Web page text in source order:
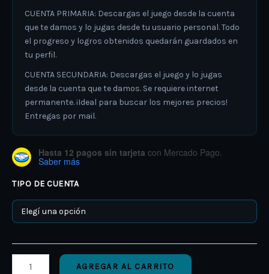
CUENTA PRIMARIA: Descargas el juego desde la cuenta
que te damos y lo jugas desde tu usuario personal. Todo
el progreso y logros obtenidos quedarán guardados en
tu perfil.
CUENTA SECUNDARIA: Descargas el juego y lo jugas
desde la cuenta que te damos. Se requiere internet
permanente. ¡Ideal para buscar los mejores precios!
Entregas por mail.
Hasta 12 pagos sin tarjeta con Mercado Pago.
Saber más
TIPO DE CUENTA
AGREGAR AL CARRITO